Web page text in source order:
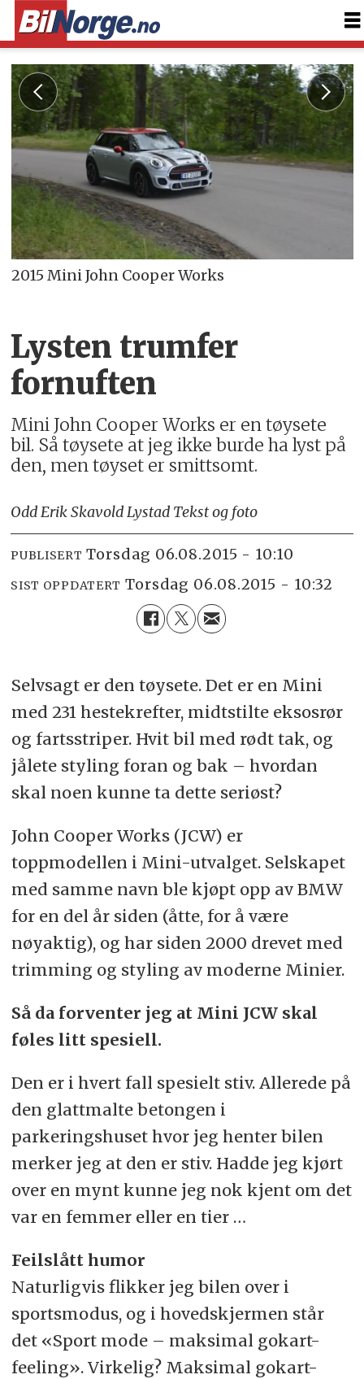
2015 Mini John Cooper Works
Lysten trumfer
fornuften
Mini John Cooper Works er en tøysete
bil. Så tøysete at jeg ikke burde ha lyst på
den, men tøyset er smittsomt.
Odd Erik Skavold Lystad Tekst og foto
PUBLISERT torsdag 06.08.2015 - 10:10
SIST OPPDATERT torsdag 06.08.2015 - 10:32
Selvsagt er den tøysete. Det er en Mini
med 231 hestekrefter, midtstilte eksosrør
og fartsstriper. Hvit bil med rødt tak, og
jålete styling foran og bak – hvordan
skal noen kunne ta dette seriøst?
John Cooper Works (JCW) er
toppmodellen i Mini-utvalget. Selskapet
med samme navn ble kjøpt opp av BMW
for en del år siden (åtte, for å være
nøyaktig), og har siden 2000 drevet med
trimming og styling av moderne Minier.
Så da forventer jeg at Mini JCW skal
føles litt spesiell.
Den er i hvert fall spesielt stiv. Allerede på
den glattmalte betongen i
parkeringshuset hvor jeg henter bilen
merker jeg at den er stiv. Hadde jeg kjørt
over en mynt kunne jeg nok kjent om det
var en femmer eller en tier …
Feilslått humor
Naturligvis flikker jeg bilen over i
sportsmodus, og i hovedskjermen står
det «Sport mode – maksimal gokart-
feeling». Virkelig? Maksimal gokart-